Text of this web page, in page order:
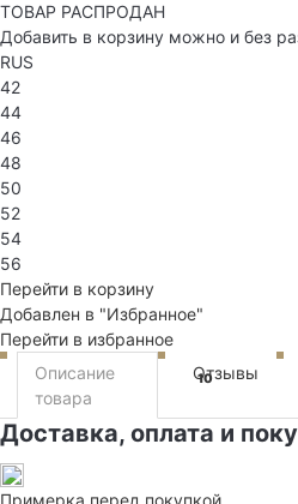
ТОВАР РАСПРОДАН
Добавить в корзину можно и без
RUS
42
44
46
48
50
52
54
56
Перейти в корзину
Добавлен в "Избранное"
Перейти в избранное
Описание
товара
Отзывы
10
Доставка, оплата и